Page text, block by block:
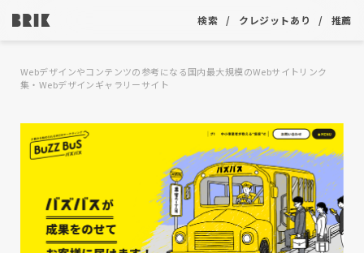
検索 クレジットあり 推薦
Webデザインやコンテンツの参考になる国内最大規模のWebサイトリンク
集・Webデザインギャラリーサイト